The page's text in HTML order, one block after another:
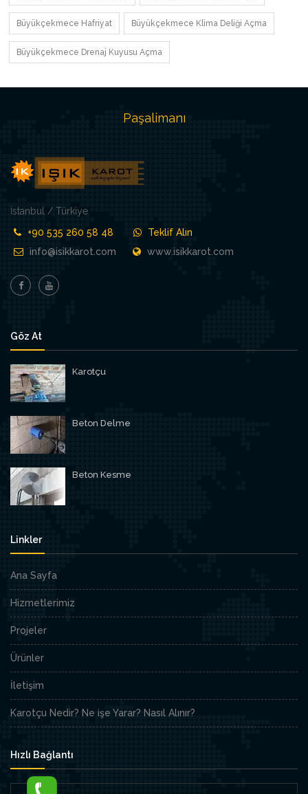
Büyükçekmece Hafriyat Büyükçekmece Klima Deliği Açma
Büyükçekmece Drenaj Kuyusu Açma
Paşalimanı
İstanbul / Türkiye
+90 535 260 58 48
Teklif Alın
info@isikkarot.com
www.isikkarot.com
Göz At
Karotçu
Beton Delme
Beton Kesme
Linkler
Ana Sayfa
Hizmetlerimiz
Projeler
Ürünler
İletişim
Karotçu Nedir? Ne işe Yarar? Nasıl Alınır?
Hızlı Bağlantı